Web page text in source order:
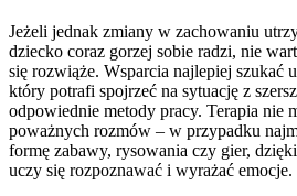
Jeżeli jednak zmiany w zachowaniu
dziecko coraz gorzej sobie radzi, nie
się rozwiąże. Wsparcia najlepiej szukać
który potrafi spojrzeć na sytuację z
odpowiednie metody pracy. Terapia nie
poważnych rozmów – w przypadku
formę zabawy, rysowania czy gier,
uczy się rozpoznawać i wyrażać emocje.